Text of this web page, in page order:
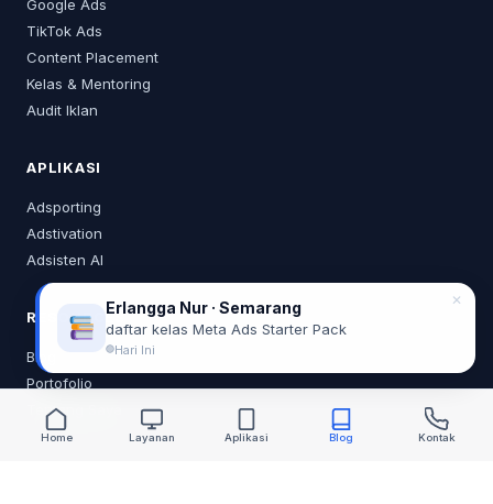
Google Ads
TikTok Ads
Content Placement
Kelas & Mentoring
Audit Iklan
APLIKASI
Adsporting
Adstivation
Adsisten AI
RESOURCES
Blog
Portofolio
Tentang Saya
Home Layanan Aplikasi Blog Kontak
Erlangga Nur · Semarang
daftar kelas Meta Ads Starter Pack
Hari Ini
✕